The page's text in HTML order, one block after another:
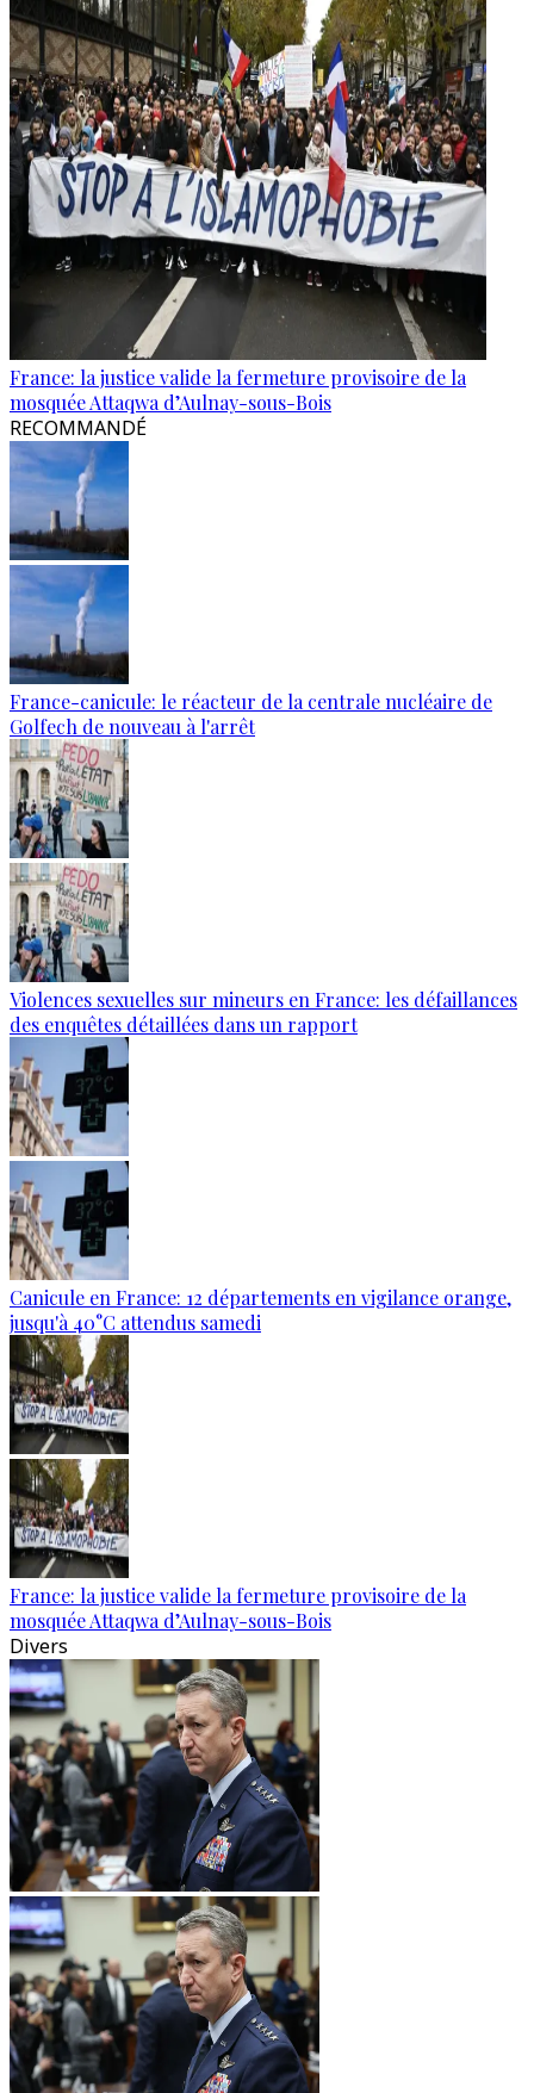
France: la justice valide la fermeture provisoire de la
mosquée Attaqwa d’Aulnay-sous-Bois
RECOMMANDÉ
France-canicule: le réacteur de la centrale nucléaire de
Golfech de nouveau à l'arrêt
Violences sexuelles sur mineurs en France: les défaillances
des enquêtes détaillées dans un rapport
Canicule en France: 12 départements en vigilance orange,
jusqu'à 40°C attendus samedi
France: la justice valide la fermeture provisoire de la
mosquée Attaqwa d’Aulnay-sous-Bois
Divers